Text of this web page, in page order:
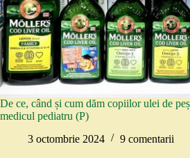
De ce, când și cum dăm copiilor ulei de
medicul pediatru (P)
3 octombrie 2024
9 comentarii